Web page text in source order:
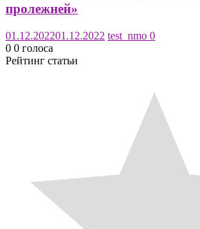
пролежней»
01.12.202201.12.2022 test_nmo 0
0 0 голоса
Рейтинг статьи